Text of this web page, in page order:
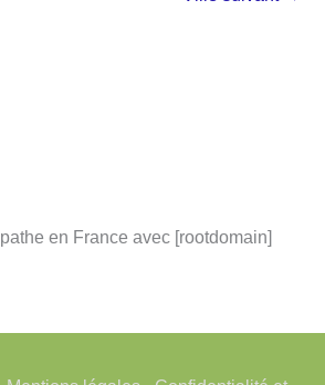
en France avec [rootdomain]